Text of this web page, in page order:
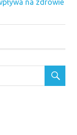
na zdrowie